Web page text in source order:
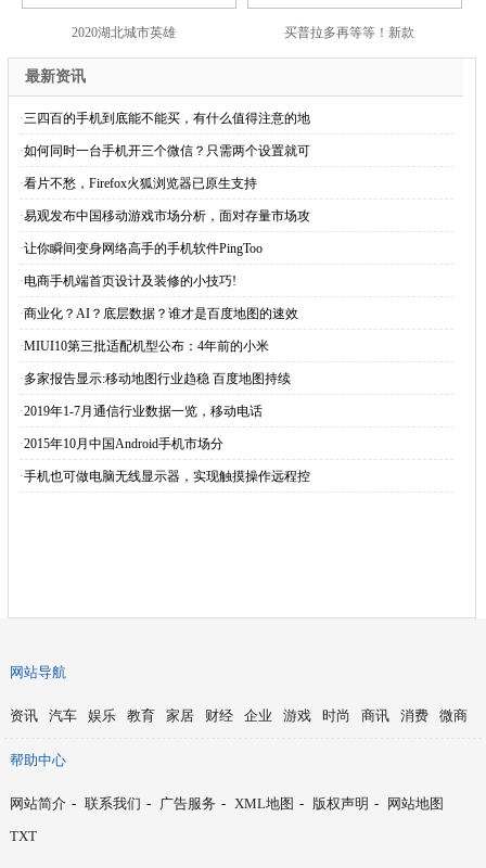
2020湖北城市英雄 买普拉多再等等！新款
最新资讯
·三四百的手机到底能不能买，有什么值得注意的地
·如何同时一台手机开三个微信？只需两个设置就可
·看片不愁，Firefox火狐浏览器已原生支持
·易观发布中国移动游戏市场分析，面对存量市场攻
·让你瞬间变身网络高手的手机软件PingToo
·电商手机端首页设计及装修的小技巧!
·商业化？AI？底层数据？谁才是百度地图的速效
·MIUI10第三批适配机型公布：4年前的小米
·多家报告显示:移动地图行业趋稳 百度地图持续
·2019年1-7月通信行业数据一览，移动电话
·2015年10月中国Android手机市场分
·手机也可做电脑无线显示器，实现触摸操作远程控
网站导航
资讯 汽车 娱乐 教育 家居 财经 企业 游戏 时尚 商讯 消费 微商
帮助中心
网站简介 - 联系我们 - 广告服务 - XML地图 - 版权声明 -
网站地图
TXT